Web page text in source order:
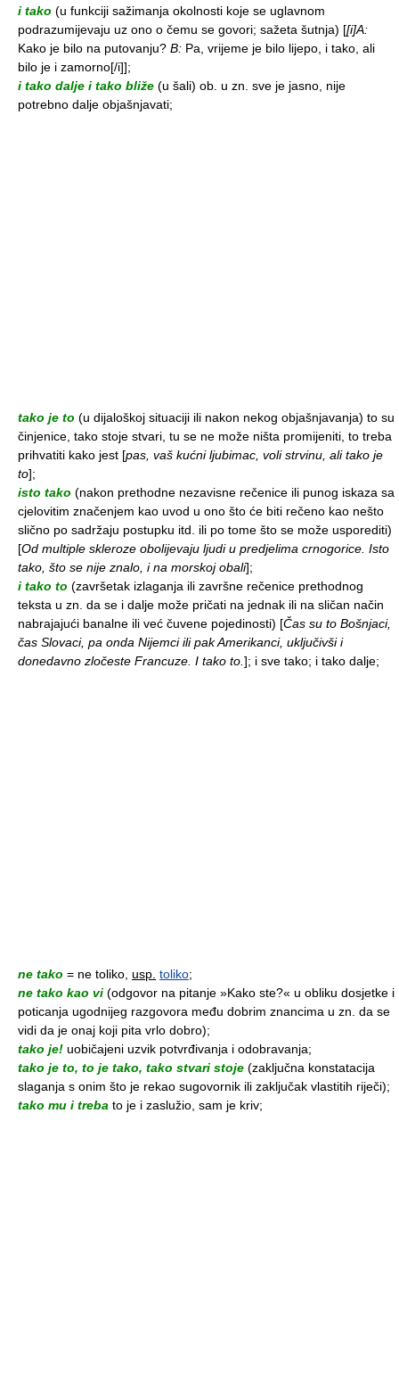
i tako (u funkciji sažimanja okolnosti koje se uglavnom
podrazumijevaju uz ono o čemu se govori; sažeta šutnja) [[i]A:
Kako je bilo na putovanju? B: Pa, vrijeme je bilo lijepo, i tako, ali
bilo je i zamorno[/i]];
i tako dalje i tako bliže (u šali) ob. u zn. sve je jasno, nije
potrebno dalje objašnjavati;
tako je to (u dijaloškoj situaciji ili nakon nekog objašnjavanja) to su
činjenice, tako stoje stvari, tu se ne može ništa promijeniti, to treba
prihvatiti kako jest [pas, vaš kućni ljubimac, voli strvinu, ali tako je
to];
isto tako (nakon prethodne nezavisne rečenice ili punog iskaza sa
cjelovitim značenjem kao uvod u ono što će biti rečeno kao nešto
slično po sadržaju postupku itd. ili po tome što se može usporediti)
[Od multiple skleroze obolijevaju ljudi u predjelima crnogorice. Isto
tako, što se nije znalo, i na morskoj obali];
i tako to (završetak izlaganja ili završne rečenice prethodnog
teksta u zn. da se i dalje može pričati na jednak ili na sličan način
nabrajajući banalne ili već čuvene pojedinosti) [Čas su to Bošnjaci,
čas Slovaci, pa onda Nijemci ili pak Amerikanci, uključivši i
donedavno zločeste Francuze. I tako to. ]; i sve tako; i tako dalje;
ne tako = ne toliko, usp. toliko;
ne tako kao vi (odgovor na pitanje »Kako ste?« u obliku dosjetke i
poticanja ugodnijeg razgovora među dobrim znancima u zn. da se
vidi da je onaj koji pita vrlo dobro);
tako je! uobičajeni uzvik potvrđivanja i odobravanja;
tako je to, to je tako, tako stvari stoje (zaključna konstatacija
slaganja s onim što je rekao sugovornik ili zaključak vlastitih riječi);
tako mu i treba to je i zaslužio, sam je kriv;